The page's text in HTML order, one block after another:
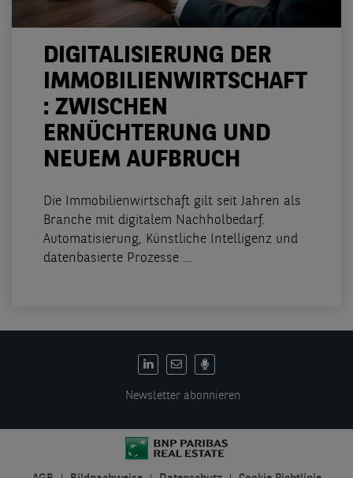
DIGITALISIERUNG DER
IMMOBILIENWIRTSCHAFT
: ZWISCHEN
ERNÜCHTERUNG UND
NEUEM AUFBRUCH
Die Immobilienwirtschaft gilt seit Jahren als
Branche mit digitalem Nachholbedarf.
Automatisierung, Künstliche Intelligenz und
datenbasierte Prozesse ...
Newsletter abonnieren